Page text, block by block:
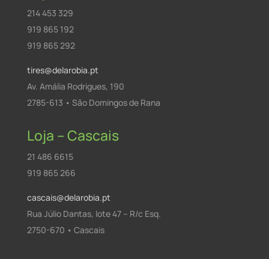
214 453 329
919 865 192
919 865 292
tires@delarobia.pt
Av. Amália Rodrigues, 190
2785-613 • São Domingos de Rana
Loja – Cascais
21 486 6615
919 865 266
cascais@delarobia.pt
Rua Júlio Dantas, lote 47 – R/c Esq.
2750-670 • Cascais